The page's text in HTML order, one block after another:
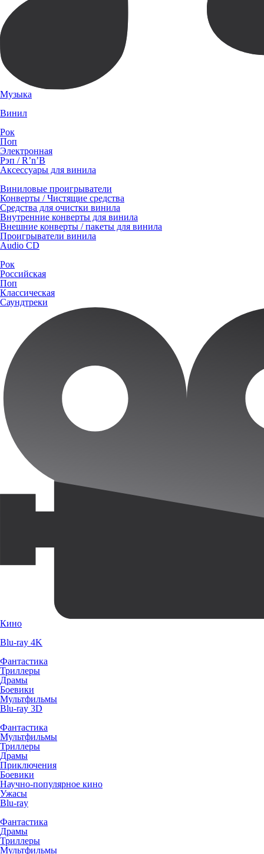
Музыка
Винил
Рок
Поп
Электронная
Рэп / R’n’B
Аксессуары для винила
Виниловые проигрыватели
Конверты / Чистящие средства
Средства для очистки винила
Внутренние конверты для винила
Внешние конверты / пакеты для винила
Проигрыватели винила
Audio CD
Рок
Российская
Поп
Классическая
Саундтреки
Кино
Blu-ray 4K
Фантастика
Триллеры
Драмы
Боевики
Мультфильмы
Blu-ray 3D
Фантастика
Мультфильмы
Триллеры
Драмы
Приключения
Боевики
Научно-популярное кино
Ужасы
Blu-ray
Фантастика
Драмы
Триллеры
Мультфильмы